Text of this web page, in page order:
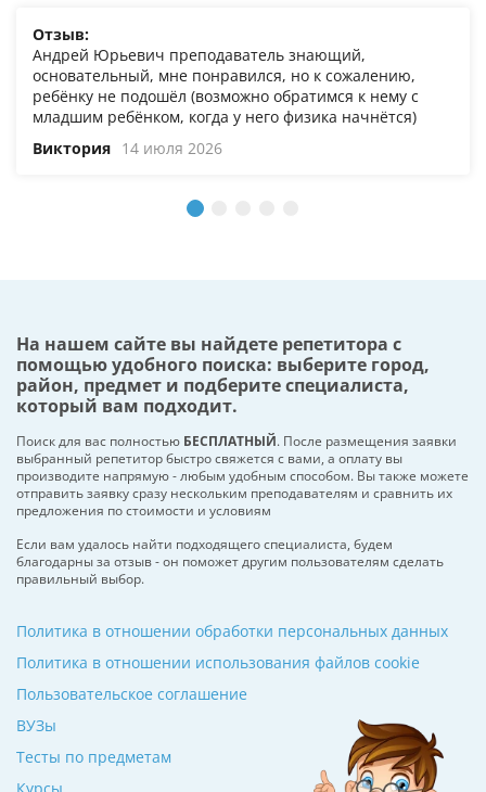
Отзыв:
Андрей Юрьевич преподаватель знающий,
основательный, мне понравился, но к сожалению,
ребёнку не подошёл (возможно обратимся к нему с
младшим ребёнком, когда у него физика начнётся)
Виктория 14 июля 2026
На нашем сайте вы найдете репетитора с
помощью удобного поиска: выберите город,
район, предмет и подберите специалиста,
который вам подходит.
Поиск для вас полностью БЕСПЛАТНЫЙ. После размещения заявки
выбранный репетитор быстро свяжется с вами, а оплату вы
производите напрямую - любым удобным способом. Вы также можете
отправить заявку сразу нескольким преподавателям и сравнить их
предложения по стоимости и условиям
Если вам удалось найти подходящего специалиста, будем
благодарны за отзыв - он поможет другим пользователям сделать
правильный выбор.
ВУЗы
Тесты по предметам
Политика в отношении обработки персональных данных
Политика в отношении использования файлов cookie
Пользовательское соглашение